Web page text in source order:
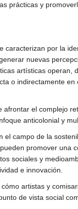
prácticas y
caracterizan por la
nuevas
artísticas
o indirectamente
el complejo
anticolonial y
el campo de la
promover una
sociales y
e innovación.
artistas y
de vista social